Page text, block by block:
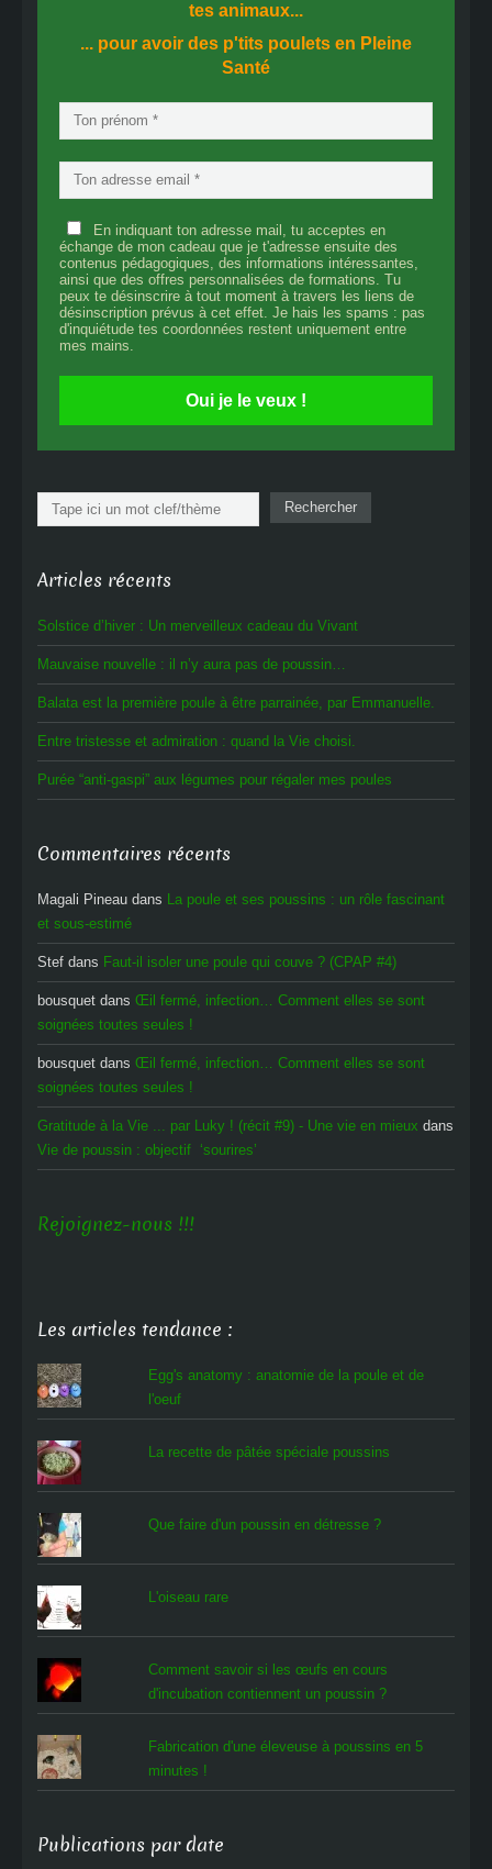
tes animaux...
... pour avoir des p'tits poulets en Pleine
Santé
En indiquant ton adresse mail, tu acceptes en
échange de mon cadeau que je t'adresse ensuite des
contenus pédagogiques, des informations intéressantes,
ainsi que des offres personnalisées de formations. Tu
peux te désinscrire à tout moment à travers les liens de
désinscription prévus à cet effet. Je hais les spams : pas
d'inquiétude tes coordonnées restent uniquement entre
mes mains.
Oui je le veux !
Rechercher Rechercher
Articles récents
Solstice d’hiver : Un merveilleux cadeau du Vivant
Mauvaise nouvelle : il n’y aura pas de poussin…
Balata est la première poule à être parrainée, par Emmanuelle.
Entre tristesse et admiration : quand la Vie choisi.
Purée “anti-gaspi” aux légumes pour régaler mes poules
Commentaires récents
Magali Pineau dans La poule et ses poussins : un rôle fascinant
et sous-estimé
Stef dans Faut-il isoler une poule qui couve ? (CPAP #4)
bousquet dans Œil fermé, infection… Comment elles se sont
soignées toutes seules !
bousquet dans Œil fermé, infection… Comment elles se sont
soignées toutes seules !
Gratitude à la Vie ... par Luky ! (récit #9) - Une vie en mieux dans
Vie de poussin : objectif ‘sourires’
Rejoignez-nous !!!
Les articles tendance :
Egg's anatomy : anatomie de la poule et de
l'oeuf
La recette de pâtée spéciale poussins
Que faire d'un poussin en détresse ?
L'oiseau rare
Comment savoir si les œufs en cours
d'incubation contiennent un poussin ?
Fabrication d'une éleveuse à poussins en 5
minutes !
Publications par date